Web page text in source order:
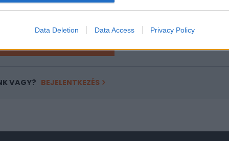
Data Deletion Data Access Privacy Policy
VAGY? BEJELENTKEZÉS